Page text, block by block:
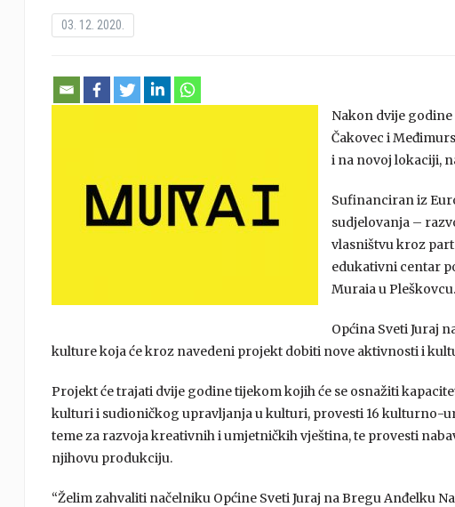
03. 12. 2020.
Nakon dvije
Čakovec i
i na novoj lokaciji,
Sufinanciran iz
sudjelovanja –
vlasništvu kroz
edukativni centar
Muraia u Pleškovcu.
Općina Sveti Juraj
kulture koja će kroz navedeni projekt dobiti nove aktivnosti i
Projekt će trajati dvije godine tijekom kojih će se osnažiti
kulturi i sudioničkog upravljanja u kulturi, provesti 16 kulturno-
teme za razvoja kreativnih i umjetničkih vještina, te provesti
njihovu produkciju.
“Želim zahvaliti načelniku Općine Sveti Juraj na Bregu Anđelku